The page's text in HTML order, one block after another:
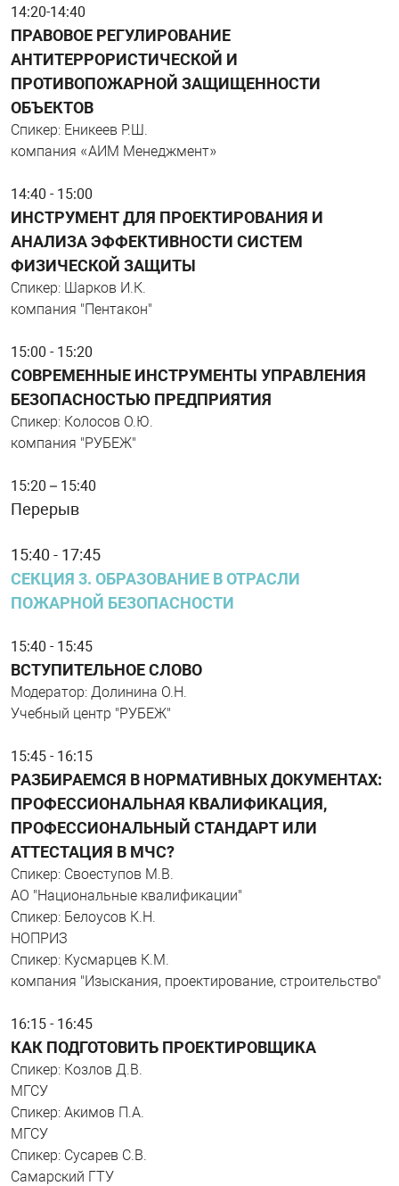
14:20-14:40
ПРАВОВОЕ РЕГУЛИРОВАНИЕ
АНТИТЕРРОРИСТИЧЕСКОЙ И
ПРОТИВОПОЖАРНОЙ ЗАЩИЩЕННОСТИ
ОБЪЕКТОВ
Спикер: Еникеев Р.Ш.
компания «АИМ Менеджмент»
14:40 - 15:00
ИНСТРУМЕНТ ДЛЯ ПРОЕКТИРОВАНИЯ И
АНАЛИЗА ЭФФЕКТИВНОСТИ СИСТЕМ
ФИЗИЧЕСКОЙ ЗАЩИТЫ
Спикер: Шарков И.К.
компания "Пентакон"
15:00 - 15:20
СОВРЕМЕННЫЕ ИНСТРУМЕНТЫ УПРАВЛЕНИЯ
БЕЗОПАСНОСТЬЮ ПРЕДПРИЯТИЯ
Спикер: Колосов О.Ю.
компания "РУБЕЖ"
15:20 – 15:40
Перерыв
15:40 - 17:45
СЕКЦИЯ 3. ОБРАЗОВАНИЕ В ОТРАСЛИ
ПОЖАРНОЙ БЕЗОПАСНОСТИ
15:40 - 15:45
ВСТУПИТЕЛЬНОЕ СЛОВО
Модератор: Долинина О.Н.
Учебный центр "РУБЕЖ"
15:45 - 16:15
РАЗБИРАЕМСЯ В НОРМАТИВНЫХ ДОКУМЕНТАХ:
ПРОФЕССИОНАЛЬНАЯ КВАЛИФИКАЦИЯ,
ПРОФЕССИОНАЛЬНЫЙ СТАНДАРТ ИЛИ
АТТЕСТАЦИЯ В МЧС?
Спикер: Своеступов М.В.
АО "Национальные квалификации"
Спикер: Белоусов К.Н.
НОПРИЗ
Спикер: Кусмарцев К.М.
компания "Изыскания, проектирование, строительство"
16:15 - 16:45
КАК ПОДГОТОВИТЬ ПРОЕКТИРОВЩИКА
Спикер: Козлов Д.В.
МГСУ
Спикер: Акимов П.А.
МГСУ
Спикер: Сусарев С.В.
Самарский ГТУ